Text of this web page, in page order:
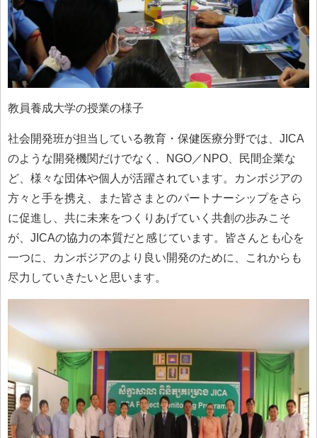
教員養成大学の授業の様子
社会開発班が担当している教育・保健医療分野では、JICA
のような開発機関だけでなく、NGO／NPO、民間企業な
ど、様々な団体や個人が活躍されています。カンボジアの
方々と手を携え、また皆さまとのパートナーシップをさら
に促進し、共に未来をつくりあげていく共創の歩みこそ
が、JICAの協力の本質だと感じています。皆さんとも心を
一つに、カンボジアのより良い開発のために、これからも
尽力していきたいと思います。